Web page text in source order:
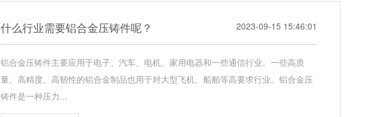
什么行业需要铝合金压铸件呢？ 2023-09-15 15:46:01
铝合金压铸件主要应用于电子、汽车、电机、家用电器和一些通信行业。一些高质
量、高精度、高韧性的铝合金制品也用于对大型飞机、船舶等高要求行业。铝合金压
铸件是一种压力...